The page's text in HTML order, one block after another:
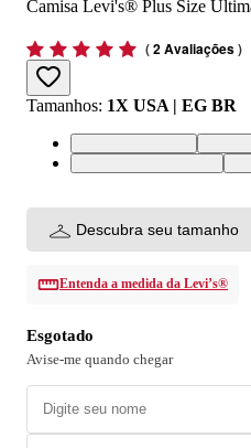
Camisa Levi's® Plus Size
(2 Avaliações)
Tamanhos: 1X USA | EG BR
1X USA | EG BR4X
3X USA | EGGG BR2X
Descubra seu tamanho
Entenda a medida da Levi’s®
Esgotado
Avise-me quando chegar